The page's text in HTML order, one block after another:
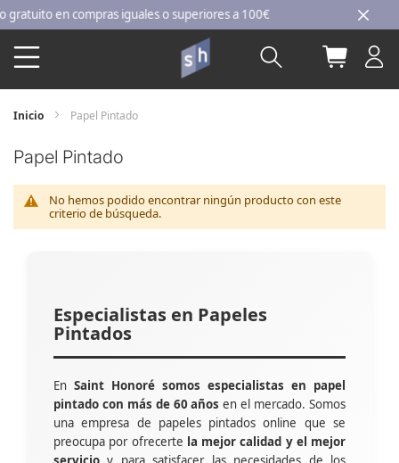
Ir
al
contenido
en compras iguales o superiores a 100€
Buscar Mi
Inicio Papel Pintado
Papel Pintado
No hemos podido encontrar ningún producto con este
criterio de búsqueda.
Especialistas en Papeles
Pintados
En Saint Honoré somos especialistas en papel
pintado con más de 60 años en el mercado. Somos
una empresa de papeles pintados online que se
preocupa por ofrecerte la mejor calidad y el mejor